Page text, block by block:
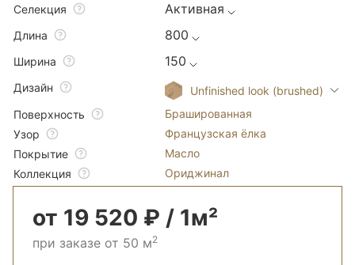
Селекция Активная
Длина 800
Ширина 150
Дизайн
Unfinished look (brushed)
Поверхность
Брашированная
Узор
Французская ёлка
Покрытие
Масло
Коллекция
Ориджинал
от 19 520 ₽ / 1м²
при заказе от 50 м2